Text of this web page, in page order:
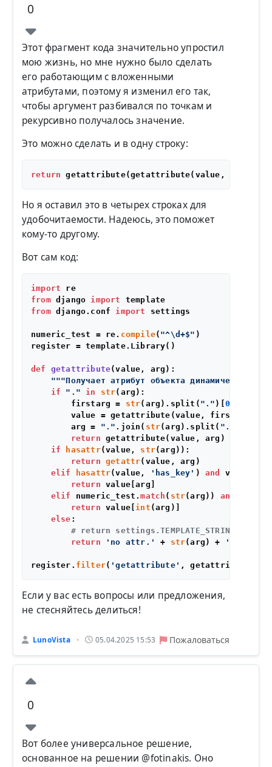
0
Этот фрагмент кода значительно упростил
мою жизнь, но мне нужно было сделать
его работающим с вложенными
атрибутами, поэтому я изменил его так,
чтобы аргумент разбивался по точкам и
рекурсивно получалось значение.
Это можно сделать и в одну строку:
return getattribute(getattribute(value,
Но я оставил это в четырех строках для
удобочитаемости. Надеюсь, это поможет
кому-то другому.
Вот сам код:
import
re
from django import
from django.conf import settings
numeric_test = re. compile( "^\d+$" )
register = template.Library()
def getattribute(value, arg ):
"""Получает атрибут объекта динамически и
if
"." in str(arg):
        firstarg =
str(arg).split( "." )[ 0
        value = getattribute(value, firstarg)
        arg =
"." .join( str(arg).split( "."
return getattribute(value, arg)
if
hasattr(value, str(arg)):
return
getattr(value, arg)
elif
hasattr(value, 'has_key' ) and
return value[arg]
elif
numeric_test.match ( str(arg)) and
return value[int (arg)]
else :
# return
return
'no attr.' + str(arg) + ' for: '
register. filter( 'getattribute'
Если у вас есть вопросы или предложения,
не стесняйтесь делиться!
LunoVista • 05.04.2025 15:53 Пожаловаться
0
Вот более универсальное решение,
основанное на решении @fotinakis. Оно